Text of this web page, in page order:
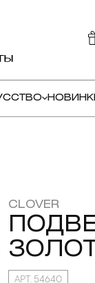
CLOVER
АРТ. 54640